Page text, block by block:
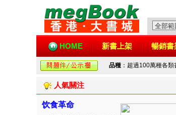
HOME 新書上架 暢銷書
品種 ：超過100萬種各
人氣關注
饮食革命